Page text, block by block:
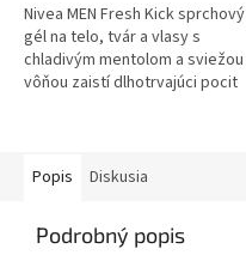
Nivea MEN Fresh Kick sprchový
gél na telo, tvár a vlasy s
chladivým mentolom a sviežou
vôňou zaistí dlhotrvajúci pocit
Popis
Diskusia
Podrobný popis